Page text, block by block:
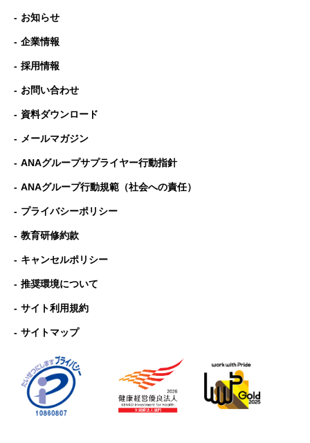
お知らせ
企業情報
採用情報
お問い合わせ
資料ダウンロード
メールマガジン
ANAグループサプライヤー行動指針
ANAグループ⾏動規範（社会への責任）
プライバシーポリシー
教育研修約款
キャンセルポリシー
推奨環境について
サイト利用規約
サイトマップ